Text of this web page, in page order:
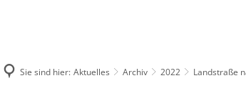
Sie sind hier: Aktuelles Archiv 2022 Landstraße